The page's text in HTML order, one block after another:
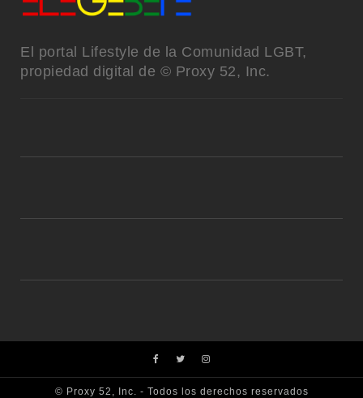
El portal Lifestyle de la Comunidad LGBT,
propiedad digital de © Proxy 52, Inc.
© Proxy 52, Inc. - Todos los derechos reservados